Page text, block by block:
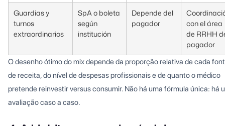
Guardias y
turnos
extraordinarios
SpA o boleta
según
institución
Depende del
pagador
con el área
de RRHH
pagador
O desenho ótimo do mix depende da proporção relativa de cada
de receita, do nível de despesas profissionais e de quanto o médico
pretende reinvestir versus consumir. Não há uma fórmula única: há
avaliação caso a caso.